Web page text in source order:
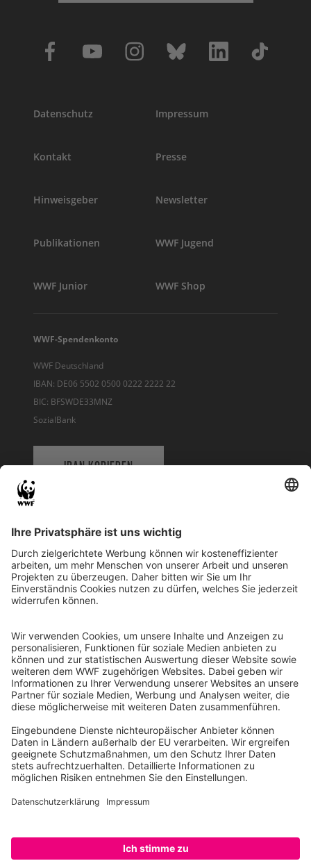
Datenschutz Impressum
Kontakt Presse
Hinweisgeber Newsletter
Publikationen WWF Jugend
WWF Junior WWF Shop
WWF-Spendenkonto
WWF Deutschland
IBAN: DE06 5502 0500 0222 2222 22
BIC: BFSWDE33MNZ
SozialBank
IBAN KOPIEREN
WWF Deutschland
Reinhardtstr. 18
10117 Berlin
Ihre Spende kann steuerlich geltend gemacht werden
Registriert als Stiftung WWF Deutschland, Senatsverwaltung für
Justiz Berlin, Az: 3416/976/2
Umsatzsteuer-Identifikationsnummer: DE 114236103
Freistellungsbescheid: Als gemeinnützige Körperschaft befreit
von der Körperschaftssteuer gem. §5 I 9 KStg. unter der
Steuernummer 27/641/09321